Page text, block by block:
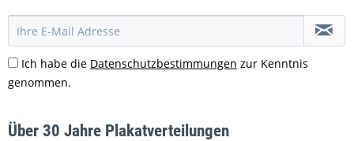
Ich habe die Datenschutzbestimmungen zur Kenntnis
genommen.
Über 30 Jahre Plakatverteilungen